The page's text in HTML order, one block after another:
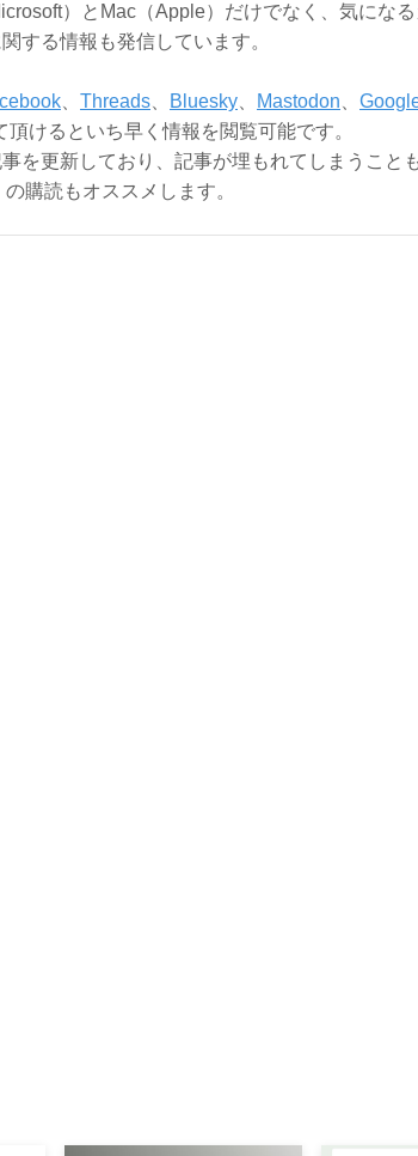
）とMac（Apple）だけでなく、気になる
する情報も発信しています。
、 Threads、 Bluesky、 Mastodon、
頂けるといち早く情報を閲覧可能です。
を更新しており、記事が埋もれてしまうこと
購読もオススメします。